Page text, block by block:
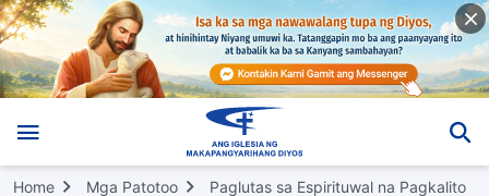
Home Mga Patotoo Paglutas sa Espirituwal na Pagkalito